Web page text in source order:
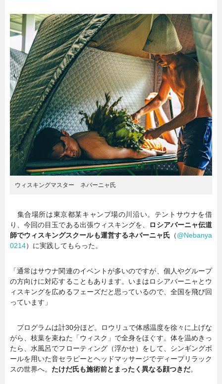
ウィスキングマスター ネバーニャ氏
集合場所は東京都某キャンプ場の川沿い。テントサウナを借
り、今回の目玉である出張ウィスキングを、 ロシアバーニャ伝道
師でウィスキングスクールも運営するネバーニャ氏（@Nebanya
0214）に実践してもらった。
「通常はサウナ関連のイベントが多いのですが、個人やグループ
の方向けに対応することもあります。いまはロシアバーニャとウ
ィスキングを広めるフェーズだと思っているので、全国を飛び回
っています」
プログラムは計30分ほど。ロウリュで体感温度を徐々に上げな
がら、枝葉を束ねた「ウィスク」で全身をほぐす。体を温めきっ
たら、水風呂でフローティング（浮かせ）をして、シンギングボ
ールを用いた音セラピーとヘッドマッサージでディープリラック
スの世界へ。 たけだ氏も施術前とまったく異なる顔つきだ。